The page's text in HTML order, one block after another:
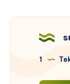
1